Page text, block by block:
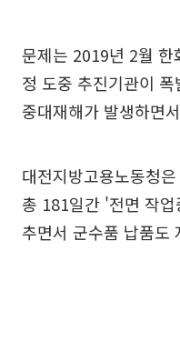
문제는 2019년 2월 한
정 도중 추진기관이
중대재해가 발생하면
대전지방고용노동청
총 181일간 '전면 작
추면서 군수품 납품도